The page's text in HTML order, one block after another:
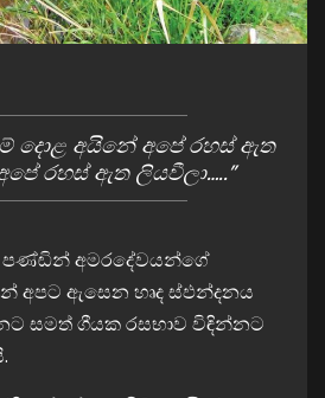
දොළ අයිනේ අපේ රහස් ඇත
රහස් ඇත ලියවීලා…..”
අමරදේවයන්ගේ
අපට ඇසෙන හෘද ස්ඵන්දනය
සමත් ගීයක රසභාව විඳින්නට